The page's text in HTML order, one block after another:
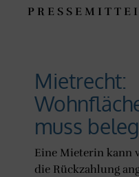
P R E S S E M I T T E
Mietrecht:
muss
Eine Mieterin kann
die Rückzahlung